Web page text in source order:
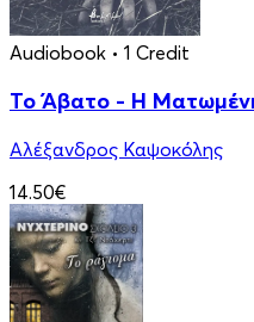
Audiobook • 1 Credit
Το Άβατο - Η
Αλέξανδρος Καψοκόλης
14.50€